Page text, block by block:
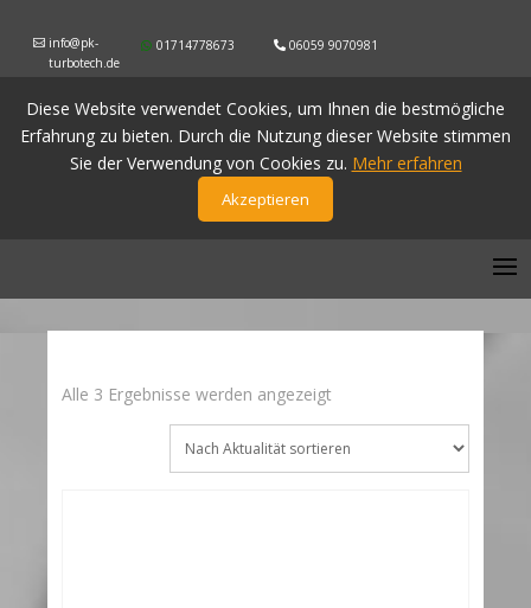
info@pk-
turbotech.de
Diese Website verwendet Cookies, um Ihnen die bestmögliche
Erfahrung zu bieten. Durch die Nutzung dieser Website stimmen
Sie der Verwendung von Cookies zu. Mehr erfahren
Akzeptieren
01714778673 06059 9070981
Alle 3 Ergebnisse werden angezeigtNach
Aktualität
sortiert